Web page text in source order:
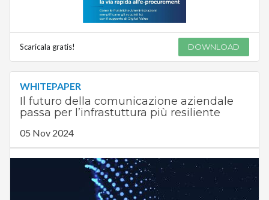
Scaricala gratis! DOWNLOAD
WHITEPAPER
Il futuro della comunicazione aziendale
passa per l’infrastuttura più resiliente
05 Nov 2024